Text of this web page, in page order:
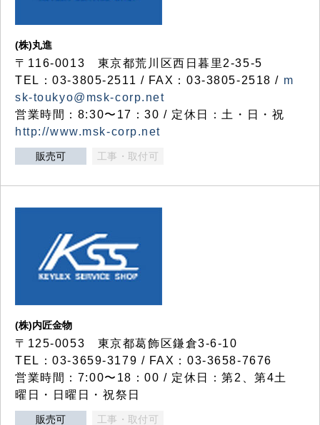
(株)丸進
〒116-0013 東京都荒川区西日暮里2-35-5
TEL：03-3805-2511 / FAX：03-3805-2518 / m
sk-toukyo@msk-corp.net
営業時間：8:30〜17：30 / 定休日：土・日・祝
http://www.msk-corp.net
販売可 工事・取付可
(株)内匠金物
〒125-0053 東京都葛飾区鎌倉3-6-10
TEL：03-3659-3179 / FAX：03-3658-7676
営業時間：7:00〜18：00 / 定休日：第2、第4土
曜日・日曜日・祝祭日
販売可 工事・取付可